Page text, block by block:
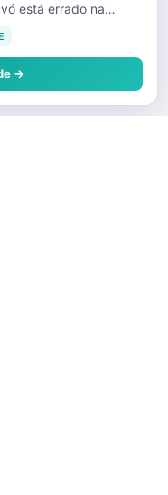
dos documentos que
→